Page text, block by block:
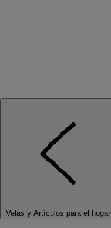
Velas y Artículos para el hogar